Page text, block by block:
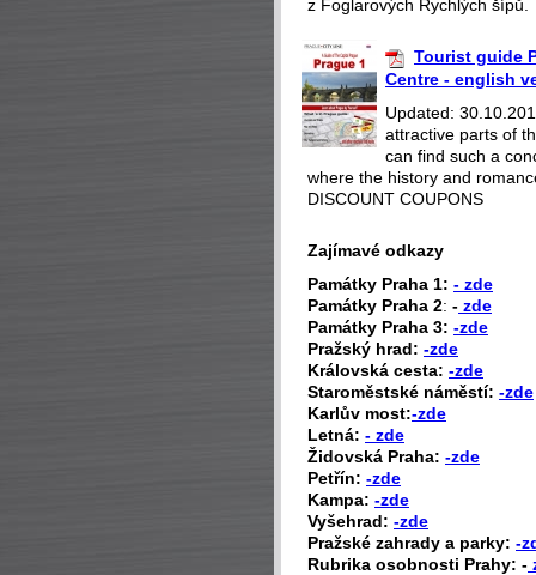
z Foglarových Rychlých šípů.
Tourist guide
Centre - english
Updated:
attractive parts of
can find such a
where the history and
DISCOUNT COUPONS
Zajímavé odkazy
Památky Praha 1: - zde
Památky Praha 2: - zde
Památky Praha 3: -zde
Pražský hrad: -zde
Královská cesta: -zde
Staroměstské náměstí: -zde
Karlův most:-zde
Letná: - zde
Židovská Praha: -zde
Petřín: -zde
Kampa: -zde
Vyšehrad: -zde
Pražské zahrady a parky: -
Rubrika osobnosti Prahy: -